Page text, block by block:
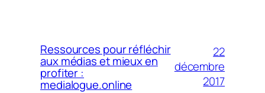
Ressources pour réfléchir
aux médias et mieux en
profiter :
medialogue.online
22
décembre
2017